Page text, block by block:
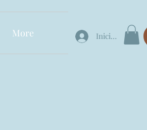
More Iniciar sesión